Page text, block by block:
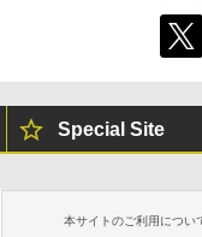
Special Site
本サイトのご利用につい